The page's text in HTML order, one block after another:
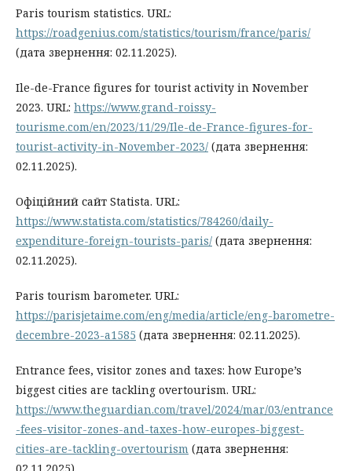
Paris tourism statistics. URL:
https://roadgenius.com/statistics/tourism/france/paris/
(дата звернення: 02.11.2025).
Ile-de-France figures for tourist activity in November
2023. URL: https://www.grand-roissy-
tourisme.com/en/2023/11/29/Ile-de-France-figures-for-
tourist-activity-in-November-2023/ (дата звернення:
02.11.2025).
Офіційний сайт Statista. URL:
https://www.statista.com/statistics/784260/daily-
expenditure-foreign-tourists-paris/ (дата звернення:
02.11.2025).
Paris tourism barometer. URL:
https://parisjetaime.com/eng/media/article/eng-barometre-
decembre-2023-a1585 (дата звернення: 02.11.2025).
Entrance fees, visitor zones and taxes: how Europe’s
biggest cities are tackling overtourism. URL:
https://www.theguardian.com/travel/2024/mar/03/entrance
-fees-visitor-zones-and-taxes-how-europes-biggest-
cities-are-tackling-overtourism (дата звернення: